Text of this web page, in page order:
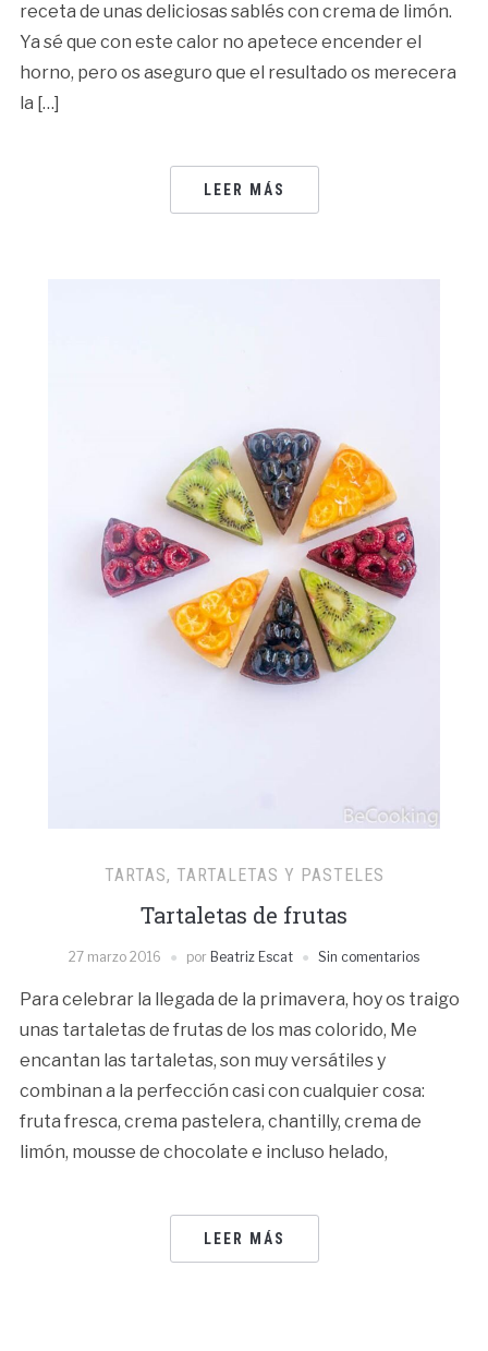
receta de unas deliciosas sablés con crema de limón.
Ya sé que con este calor no apetece encender el
horno, pero os aseguro que el resultado os merecera
la […]
LEER MÁS
TARTAS, TARTALETAS Y PASTELES
Tartaletas de frutas
27 marzo 2016 por Beatriz Escat Sin comentarios
Para celebrar la llegada de la primavera, hoy os traigo
unas tartaletas de frutas de los mas colorido, Me
encantan las tartaletas, son muy versátiles y
combinan a la perfección casi con cualquier cosa:
fruta fresca, crema pastelera, chantilly, crema de
limón, mousse de chocolate e incluso helado,
LEER MÁS